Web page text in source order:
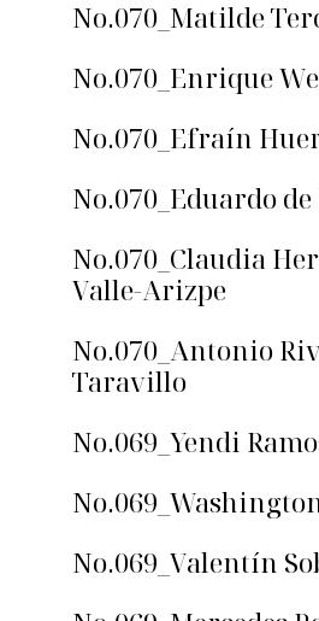
No.070_Matilde
No.070_Enrique
No.070_Efraín
No.070_Eduardo
No.070_Claudia
Valle-Arizpe
No.070_Antonio
Taravillo
No.069_Yendi
No.069_Valentín